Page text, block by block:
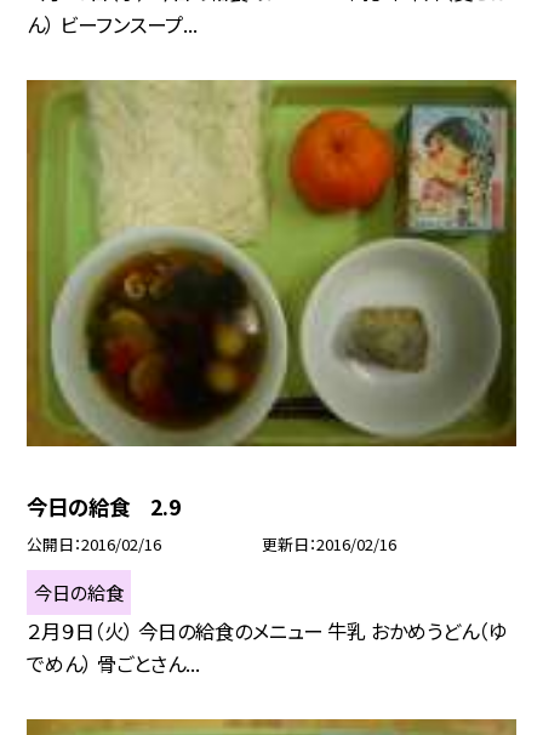
ん） ビーフンスープ...
今日の給食 2.9
公開日 2016/02/16 更新日 2016/02/16
今日の給食
２月９日（火） 今日の給食のメニュー 牛乳 おかめうどん（ゆ
でめん） 骨ごとさん...